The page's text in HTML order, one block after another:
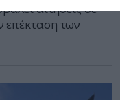
αιτήσεις σε
επέκταση των